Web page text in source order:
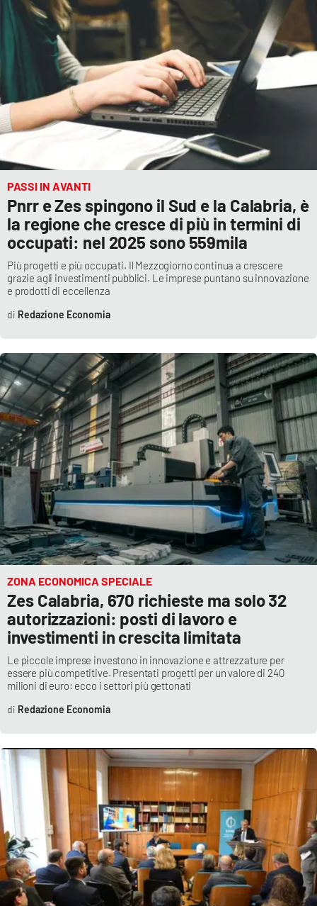
PASSI IN AVANTI
Pnrr e Zes spingono il Sud e la Calabria, è
la regione che cresce di più in termini di
occupati: nel 2025 sono 559mila
Più progetti e più occupati. Il Mezzogiorno continua a crescere
grazie agli investimenti pubblici. Le imprese puntano su innovazione
e prodotti di eccellenza
Redazione Economia
ZONA ECONOMICA SPECIALE
Zes Calabria, 670 richieste ma solo 32
autorizzazioni: posti di lavoro e
investimenti in crescita limitata
Le piccole imprese investono in innovazione e attrezzature per
essere più competitive. Presentati progetti per un valore di 240
milioni di euro: ecco i settori più gettonati
Redazione Economia